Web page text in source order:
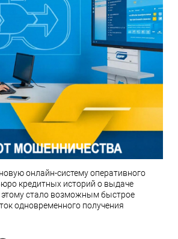
онлайн-систему оперативного
кредитных историй о выдаче
стало возможным быстрое
одновременного получения